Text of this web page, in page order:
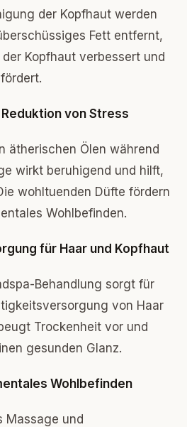
der Kopfhaut werden
Fett entfernt,
Kopfhaut verbessert und
von Stress
ätherischen Ölen während
wirkt beruhigend und hilft,
wohltuenden Düfte fördern
Wohlbefinden.
für Haar und Kopfhaut
Behandlung sorgt für
von Haar
Trockenheit vor und
gesunden Glanz.
Wohlbefinden
Massage und